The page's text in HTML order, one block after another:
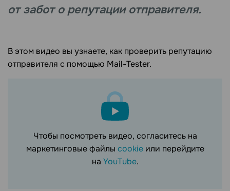
от забот о репутации отправителя.
В этом видео вы узнаете, как проверить репутацию
отправителя c помощью Mail-Tester.
Чтобы посмотреть видео, согласитесь на
маркетинговые файлы cookie или перейдите
на YouTube.